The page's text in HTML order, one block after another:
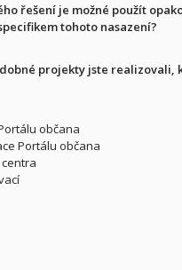
řešení je možné použít
tohoto nasazení?
projekty jste realizovali,
občana
Portálu občana